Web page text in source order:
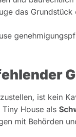
das Grundstück
ist kein
House als
mit Behörden